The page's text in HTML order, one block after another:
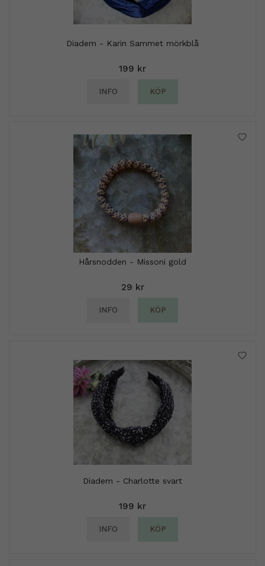
Diadem - Karin Sammet mörkblå
199 kr
INFO KÖP
Hårsnodden - Missoni gold
29 kr
INFO KÖP
Diadem - Charlotte svart
199 kr
INFO KÖP